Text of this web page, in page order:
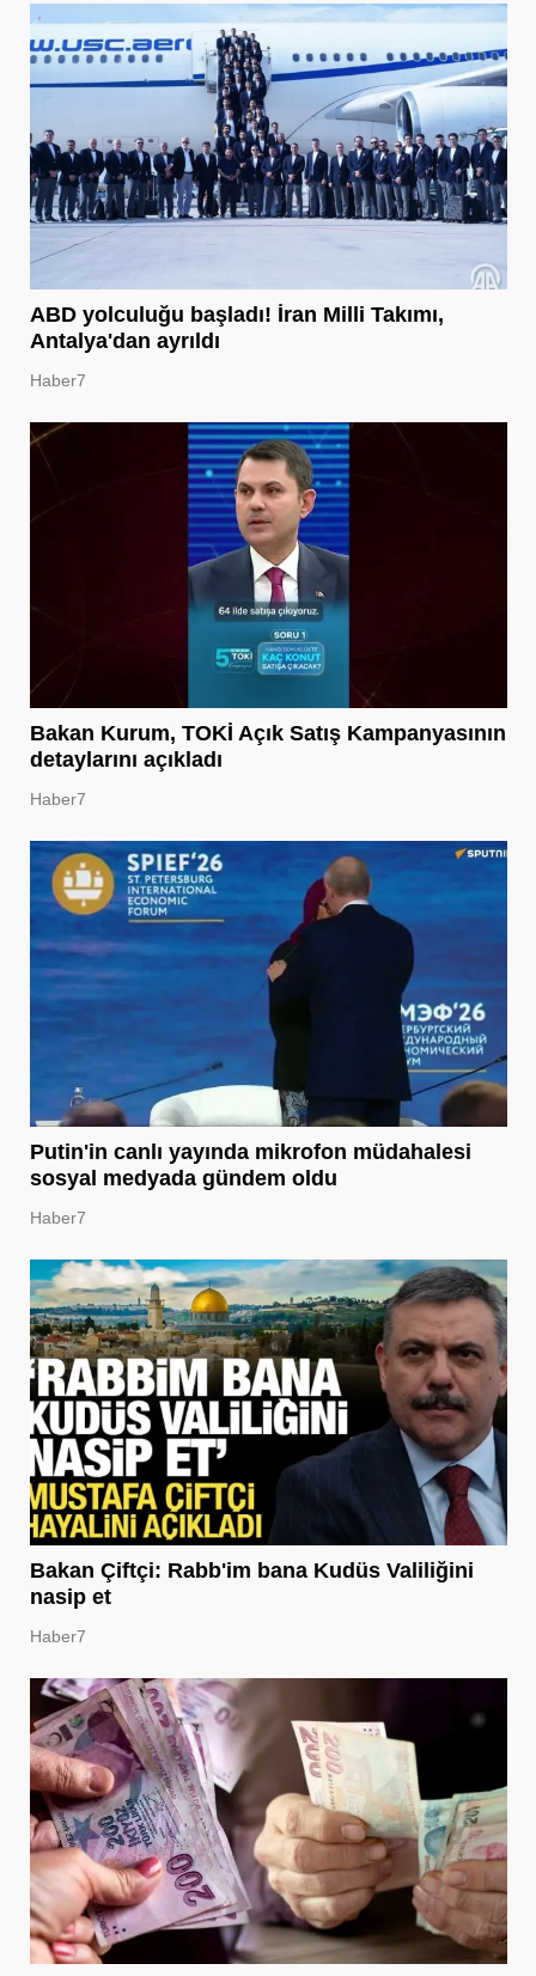
ABD yolculuğu başladı! İran Milli Takımı,
Antalya'dan ayrıldı
Haber7
Bakan Kurum, TOKİ Açık Satış Kampanyasının
detaylarını açıkladı
Haber7
Putin'in canlı yayında mikrofon müdahalesi
sosyal medyada gündem oldu
Haber7
Bakan Çiftçi: Rabb'im bana Kudüs Valiliğini
nasip et
Haber7